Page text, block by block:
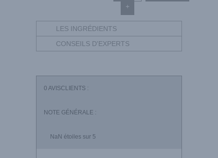
+
LES INGRÉDIENTS
CONSEILS D'EXPERTS
0 AVISCLIENTS :
NOTE GÉNÉRALE :
NaN étoiles sur 5